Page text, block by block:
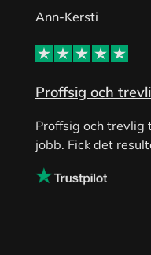
Ann-Kersti
Proffsig och
Proffsig och trevlig
jobb. Fick det